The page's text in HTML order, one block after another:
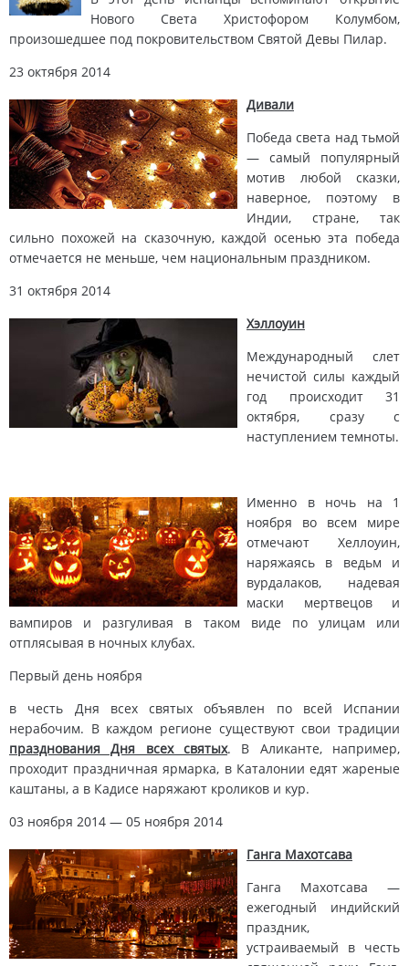
Нового Света Христофором Колумбом,
произошедшее под покровительством Святой Девы Пилар.
23 октября 2014
Дивали
Победа света над тьмой
— самый популярный
мотив любой сказки,
наверное, поэтому в
Индии, стране, так
сильно похожей на сказочную, каждой осенью эта победа
отмечается не меньше, чем национальным праздником.
31 октября 2014
Хэллоуин
Международный слет
нечистой силы каждый
год происходит 31
октября, сразу с
наступлением темноты.
Именно в ночь на 1
ноября во всем мире
отмечают Хеллоуин,
наряжаясь в ведьм и
вурдалаков, надевая
маски мертвецов и
вампиров и разгуливая в таком виде по улицам или
отплясывая в ночных клубах.
Первый день ноября
в честь Дня всех святых объявлен по всей Испании
нерабочим. В каждом регионе существуют свои традиции
празднования Дня всех святых. В Аликанте, например,
проходит праздничная ярмарка, в Каталонии едят жареные
каштаны, а в Кадисе наряжают кроликов и кур.
03 ноября 2014 — 05 ноября 2014
Ганга Махотсава
Ганга Махотсава —
ежегодный индийский
праздник,
устраиваемый в честь